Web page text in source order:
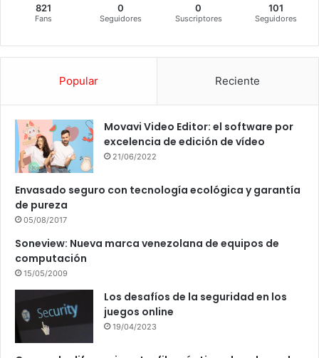
821
Fans
0
Seguidores
0
Suscriptores
101
Seguidores
Popular Reciente
Movavi Video Editor: el software por
excelencia de edición de vídeo
21/06/2022
Envasado seguro con tecnología ecológica y garantía
de pureza
05/08/2017
Soneview: Nueva marca venezolana de equipos de
computación
15/05/2009
Los desafíos de la seguridad en los
juegos online
19/04/2023